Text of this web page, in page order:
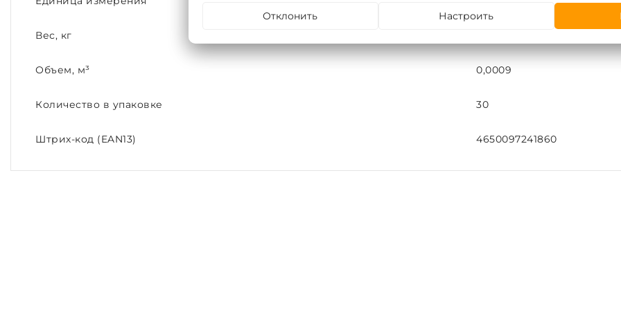
Вес, кг
Объем, м³ 0,0009
Количество в упаковке 30
Штрих-код (EAN13) 4650097241860
Отклонить Настроить